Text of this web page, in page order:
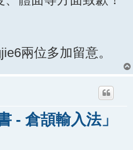
兩位多加留意。
- 倉頡輸入法」